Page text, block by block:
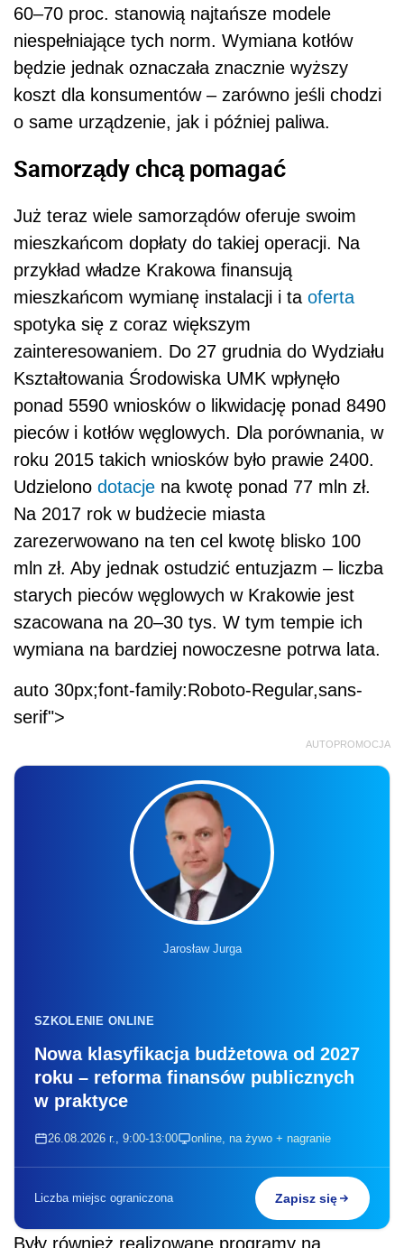
60–70 proc. stanowią najtańsze modele
niespełniające tych norm. Wymiana kotłów
będzie jednak oznaczała znacznie wyższy
koszt dla konsumentów – zarówno jeśli chodzi
o same urządzenie, jak i później paliwa.
Samorządy chcą pomagać
Już teraz wiele samorządów oferuje swoim
mieszkańcom dopłaty do takiej operacji. Na
przykład władze Krakowa finansują
mieszkańcom wymianę instalacji i ta oferta
spotyka się z coraz większym
zainteresowaniem. Do 27 grudnia do Wydziału
Kształtowania Środowiska UMK wpłynęło
ponad 5590 wniosków o likwidację ponad 8490
pieców i kotłów węglowych. Dla porównania, w
roku 2015 takich wniosków było prawie 2400.
Udzielono dotacje na kwotę ponad 77 mln zł.
Na 2017 rok w budżecie miasta
zarezerwowano na ten cel kwotę blisko 100
mln zł. Aby jednak ostudzić entuzjazm – liczba
starych pieców węglowych w Krakowie jest
szacowana na 20–30 tys. W tym tempie ich
wymiana na bardziej nowoczesne potrwa lata.
auto 30px;font-family:Roboto-Regular,sans-
serif">
AUTOPROMOCJA
Jarosław Jurga
SZKOLENIE ONLINE
Nowa klasyfikacja budżetowa od 2027
roku – reforma finansów publicznych
w praktyce
26.08.2026 r., 9:00-13:00 online, na żywo + nagranie
Liczba miejsc ograniczona Zapisz się
Były również realizowane programy na